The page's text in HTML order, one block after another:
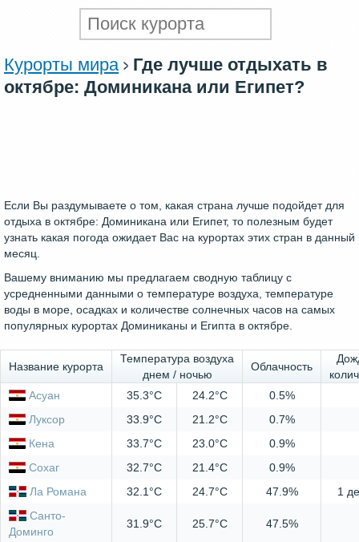
Курорты мира
Где лучше отдыхать в
октябре: Доминикана или Египет?
Если Вы раздумываете о том, какая страна лучше подойдет для
отдыха в октябре: Доминикана или Египет, то полезным будет
узнать какая погода ожидает Вас на курортах этих стран в данный
месяц.
Вашему вниманию мы предлагаем сводную таблицу с
усредненными данными о температуре воздуха, температуре
воды в море, осадках и количестве солнечных часов на самых
популярных курортах Доминиканы и Египта в октябре.
Название курорта
Температура воздуха
днем / ночью
Облачность
Асуан
35.3°C 24.2°C
0.5%
Луксор
33.9°C 21.2°C
0.7%
Кена
33.7°C 23.0°C
0.9%
Сохаг
32.7°C 21.4°C
0.9%
Ла Романа
32.1°C 24.7°C 47.9%
1
Санто-
Доминго
31.9°C 25.7°C 47.5%